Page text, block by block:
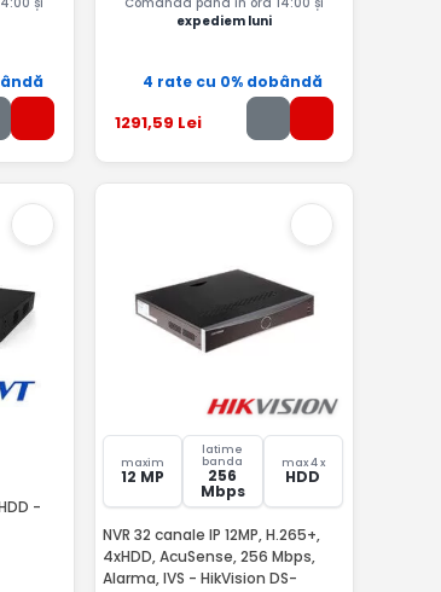
expediem luni
4 rate cu 0% dobândă
1291,59 Lei
-
maxim
12 MP
latime
banda
256
Mbps
max 4 x
HDD
NVR 32 canale IP 12MP, H.265+,
4xHDD, AcuSense, 256 Mbps,
Alarma, IVS - HikVision DS-